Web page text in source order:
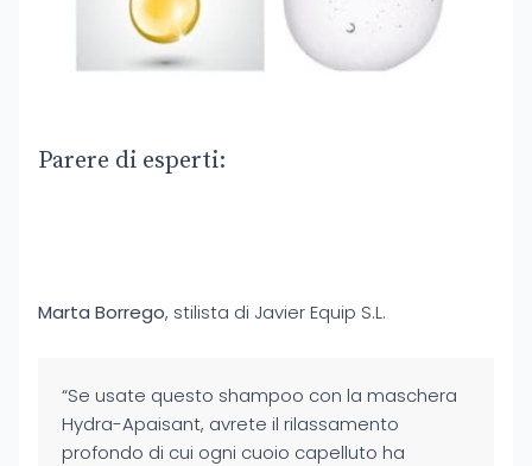
Parere di esperti:
Marta Borrego, stilista di Javier Equip S.L.
“Se usate questo shampoo con la maschera
Hydra-Apaisant, avrete il rilassamento
profondo di cui ogni cuoio capelluto ha